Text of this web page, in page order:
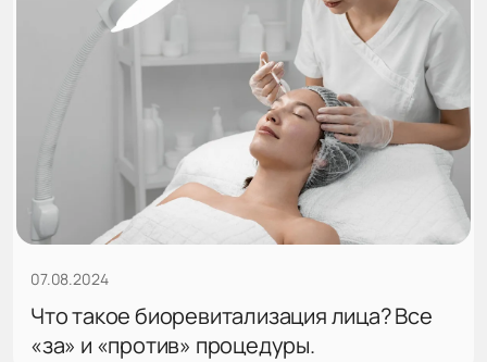
07.08.2024
Что такое биоревитализация лица? Все
«за» и «против» процедуры.